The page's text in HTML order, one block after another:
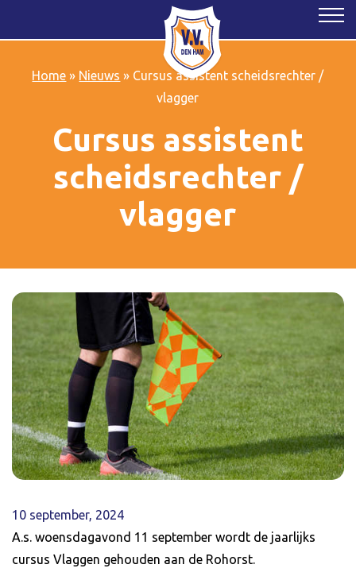
Home » Nieuws » Cursus assistent scheidsrechter /
vlagger
Cursus assistent
scheidsrechter /
vlagger
10 september, 2024
A.s. woensdagavond 11 september wordt de jaarlijks
cursus Vlaggen gehouden aan de Rohorst.